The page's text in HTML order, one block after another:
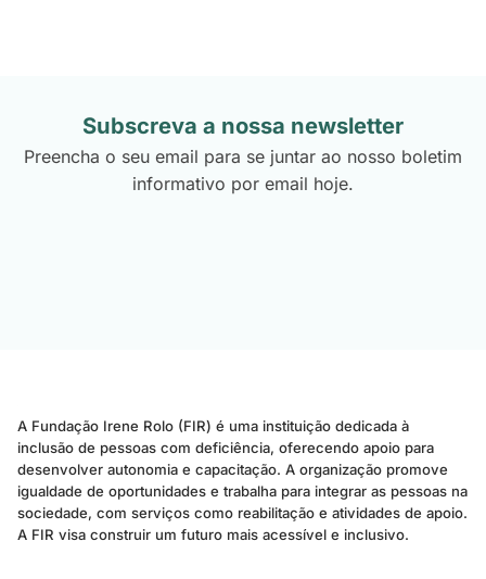
Subscreva a nossa newsletter
Preencha o seu email para se juntar ao nosso boletim
informativo por email hoje.
A Fundação Irene Rolo (FIR) é uma instituição dedicada à
inclusão de pessoas com deficiência, oferecendo apoio para
desenvolver autonomia e capacitação. A organização promove
igualdade de oportunidades e trabalha para integrar as pessoas na
sociedade, com serviços como reabilitação e atividades de apoio.
A FIR visa construir um futuro mais acessível e inclusivo.